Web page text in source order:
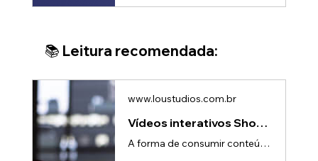
📚 Leitura recomendada:
www.loustudios.com.br
Vídeos interativos Shoppable: Venda direto do vídeo com impacto
A forma de consumir conteúdo mudou — e com ela, a forma de comprar também.O público quer experiências imersivas, práticas e instantâneas, e os vídeos interativos “shoppable” surgem exatamente nesse ponto: o momento em que assistir e comprar se tornam uma única ação.Mas o que são esses vídeos?Como funcionam?E como marcas podem usá-los para aumentar conversões e encurtar o caminho da venda?Neste artigo, você vai entender como os vídeos interativos estão redefinindo o e-commerce e como essa tecnolo